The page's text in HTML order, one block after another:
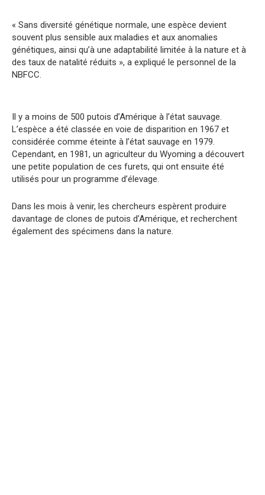
« Sans diversité génétique normale, une espèce devient
souvent plus sensible aux maladies et aux anomalies
génétiques, ainsi qu’à une adaptabilité limitée à la nature et à
des taux de natalité réduits », a expliqué le personnel de la
NBFCC.
Il y a moins de 500 putois d’Amérique à l’état sauvage.
L’espèce a été classée en voie de disparition en 1967 et
considérée comme éteinte à l’état sauvage en 1979.
Cependant, en 1981, un agriculteur du Wyoming a découvert
une petite population de ces furets, qui ont ensuite été
utilisés pour un programme d’élevage.
Dans les mois à venir, les chercheurs espèrent produire
davantage de clones de putois d’Amérique, et recherchent
également des spécimens dans la nature.